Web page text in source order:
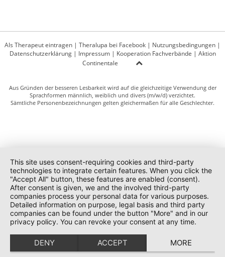
Als Therapeut eintragen | Theralupa bei Facebook | Nutzungsbedingungen |
Datenschutzerklärung| Impressum| Kooperation Fachverbände | Aktion
Continentale
Aus Gründen der besseren Lesbarkeit wird auf die gleichzeitige Verwendung der
Sprachformen männlich, weiblich und divers (m/w/d) verzichtet.
Sämtliche Personenbezeichnungen gelten gleichermaßen für alle Geschlechter.
This site uses consent-requiring cookies and third-party
technologies to integrate certain features. When you click the
"Accept All" button, these features are enabled (consent).
After consent is given, we and the involved third-party
companies process your personal data for various purposes.
Detailed information on purpose, legal basis and third party
companies can be found under the button "More" and in our
privacy policy. You can revoke your consent at any time.
DENY ACCEPT MORE